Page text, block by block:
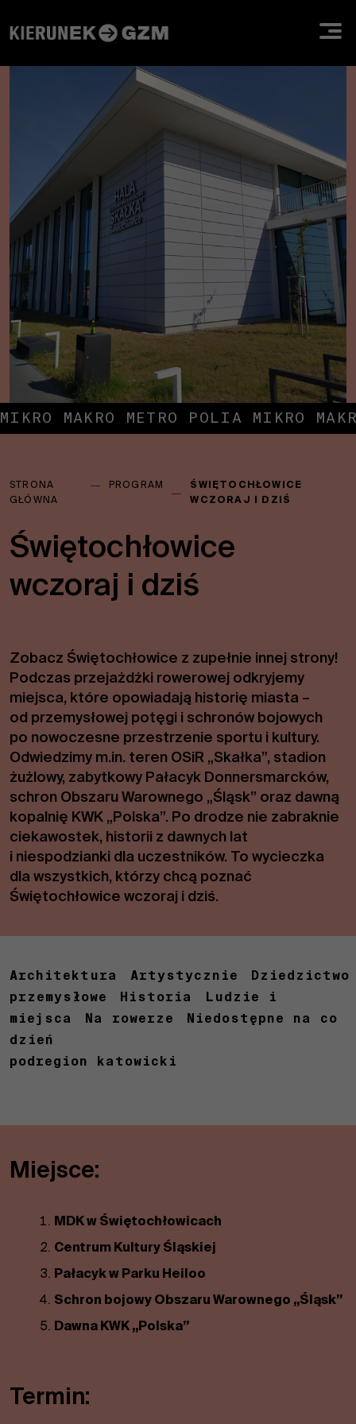
MIKRO MAKRO METRO POLIA MIKRO
tutaj:
STRONA
GŁÓWNA
― PROGRAM
―
ŚWIĘTOCHŁOWICE
WCZORAJ I DZIŚ
Świętochłowice
wczoraj i dziś
Zobacz Świętochłowice z zupełnie innej strony!
Podczas przejażdżki rowerowej odkryjemy
miejsca, które opowiadają historię miasta –
od przemysłowej potęgi i schronów bojowych
po nowoczesne przestrzenie sportu i kultury.
Odwiedzimy m.in. teren OSiR „Skałka”, stadion
żużlowy, zabytkowy Pałacyk Donnersmarcków,
schron Obszaru Warownego „Śląsk” oraz dawną
kopalnię KWK „Polska”. Po drodze nie zabraknie
ciekawostek, historii z dawnych lat
i niespodzianki dla uczestników. To wycieczka
dla wszystkich, którzy chcą poznać
Świętochłowice wczoraj i dziś.
Architektura Artystycznie
Dziedzictwo
przemysłowe
Historia
Ludzie i
miejsca
Na rowerze
Niedostępne na co
dzień
podregion katowicki
Miejsce:
MDK w Świętochłowicach
Centrum Kultury Śląskiej
Pałacyk w Parku Heiloo
Schron bojowy Obszaru Warownego „Śląsk”
Dawna KWK „Polska”
Termin: